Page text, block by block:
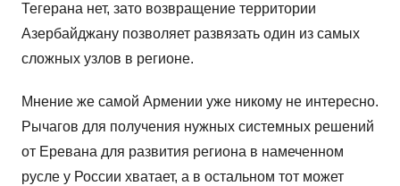
Тегерана нет, зато возвращение территории
Азербайджану позволяет развязать один из самых
сложных узлов в регионе.
Мнение же самой Армении уже никому не интересно.
Рычагов для получения нужных системных решений
от Еревана для развития региона в намеченном
русле у России хватает, а в остальном тот может